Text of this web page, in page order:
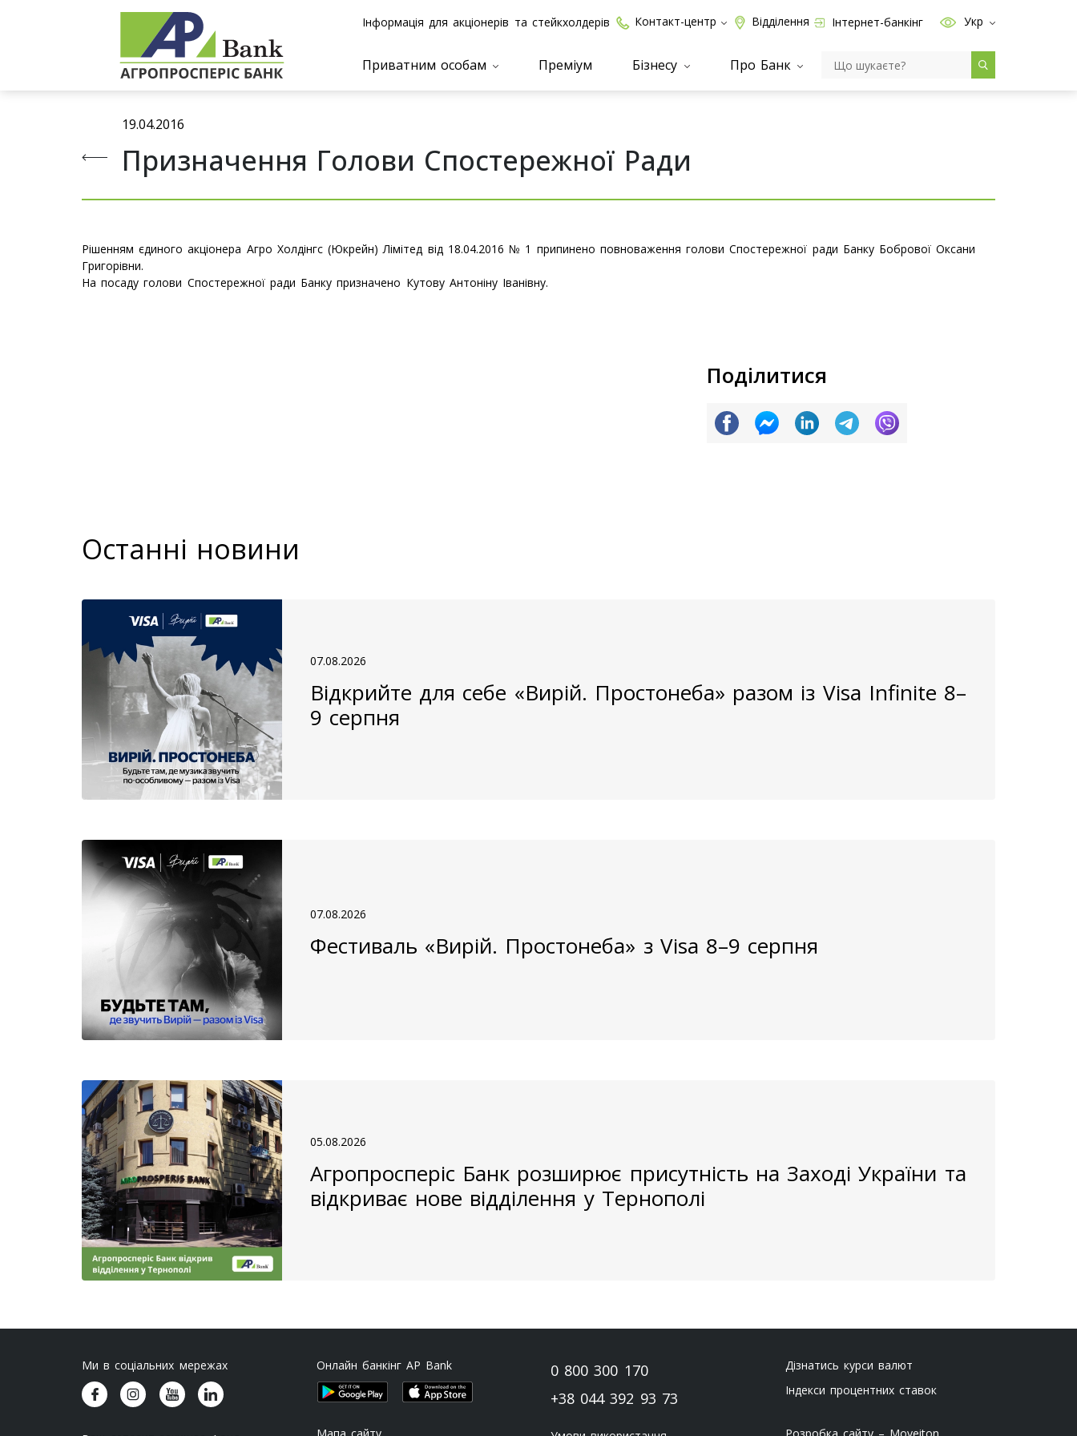
Інформація для акціонерів та стейкхолдерів Контакт-центр Відділення Інтернет-банкінг Укр
Приватним особам Преміум Бізнесу Про Банк
19.04.2016
Призначення Голови Спостережної Ради
Рішенням єдиного акціонера Агро Холдінгс (Юкрейн) Лімітед від 18.04.2016 № 1 припинено повноваження голови Спостережної ради Банку Бобрової Оксани
Григорівни.
На посаду голови Спостережної ради Банку призначено Кутову Антоніну Іванівну.
Поділитися
Останні новини
07.08.2026
Відкрийте для себе «Вирій. Простонеба» разом із Visa Infinite 8–
9 серпня
07.08.2026
Фестиваль «Вирій. Простонеба» з Visa 8–9 серпня
05.08.2026
Агропросперіс Банк розширює присутність на Заході України та
відкриває нове відділення у Тернополі
0 800 300 170
+38 044 392 93 73
Дізнатись курси валют
Індекси процентних ставок
Онлайн банкінг AP Bank
Ми в соціальних мережах